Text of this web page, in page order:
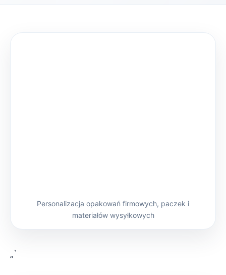
Personalizacja opakowań firmowych, paczek i
materiałów wysyłkowych
„`